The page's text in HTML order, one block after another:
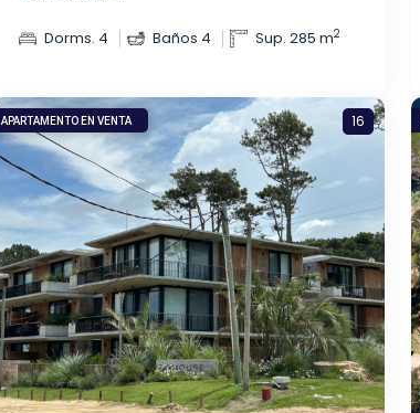
Dorms. 4 Baños 4 Sup. 285 m2
APARTAMENTO EN VENTA 16